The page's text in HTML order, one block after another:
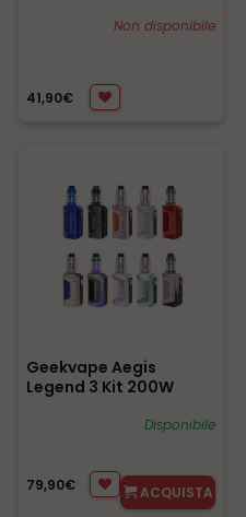
Non disponibile
41,90€
Geekvape Aegis
Legend 3 Kit 200W
Disponibile
79,90€ ACQUISTA